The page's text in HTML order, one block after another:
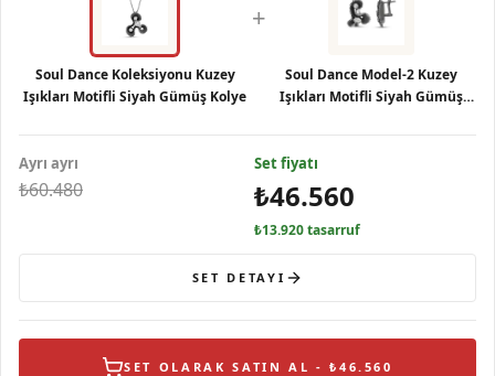
Soul Dance Koleksiyonu Kuzey
Işıkları Motifli Siyah Gümüş Kolye
+
Soul Dance Model-2 Kuzey
Işıkları Motifli Siyah Gümüş
Ayrı ayrı
₺60.480
Set fiyatı
₺46.560
₺13.920 tasarruf
SET DETAYI
SET OLARAK SATIN AL - ₺46.560